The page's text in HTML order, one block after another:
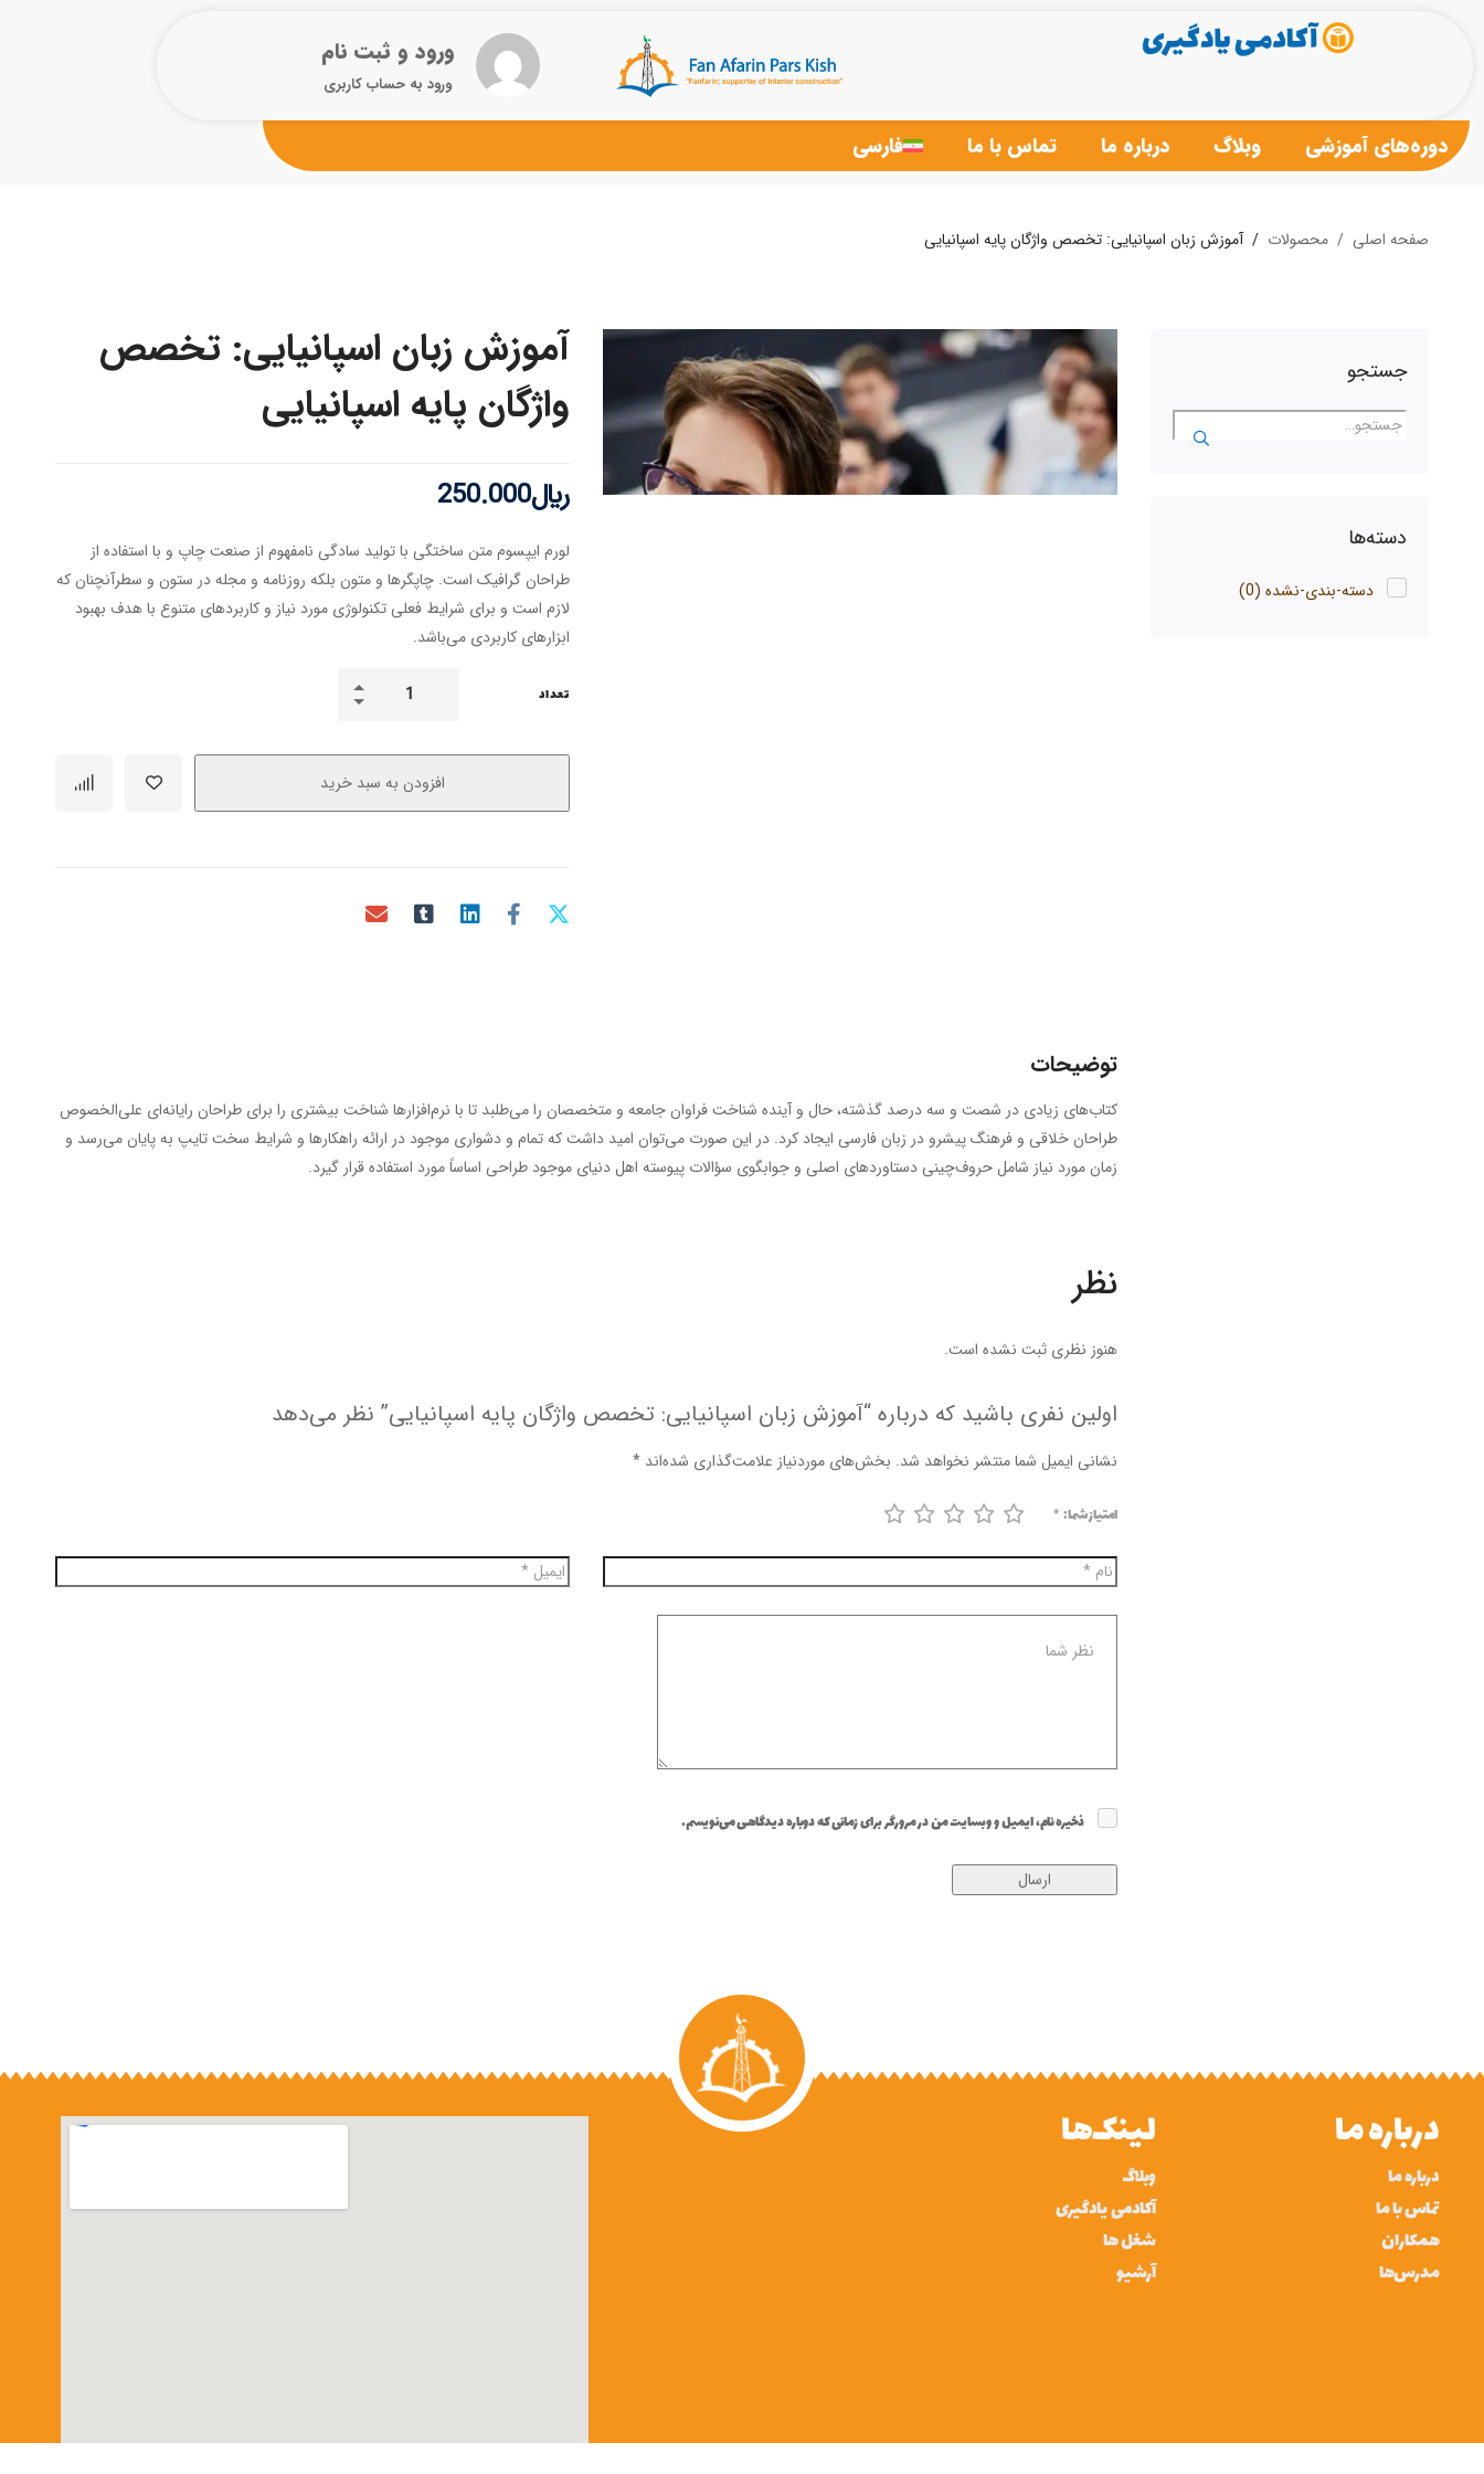
ورود و ثبت نام
ورود به حساب کاربری
دوره‌های آموزشی وبلاگ درباره ما تماس با ما فارسی
صفحه اصلی محصولات آموزش زبان اسپانیایی: تخصص واژگان پایه اسپانیایی
جستجو
دسته‌ها
دسته-بندی-نشده (0)
آموزش زبان اسپانیایی: تخصص
واژگان پایه اسپانیایی
﷼250.000
لورم ایپسوم متن ساختگی با تولید سادگی نامفهوم از صنعت چاپ و با استفاده از
طراحان گرافیک است. چاپگرها و متون بلکه روزنامه و مجله در ستون و سطرآنچنان که
لازم است و برای شرایط فعلی تکنولوژی مورد نیاز و کاربردهای متنوع با هدف بهبود
ابزارهای کاربردی می‌باشد.
تعداد
افزودن به سبد خرید
توضیحات
کتاب‌های زیادی در شصت و سه درصد گذشته، حال و آینده شناخت فراوان جامعه و متخصصان را می‌طلبد تا با نرم‌افزارها شناخت بیشتری را برای طراحان رایانه‌ای علی‌الخصوص
طراحان خلاقی و فرهنگ پیشرو در زبان فارسی ایجاد کرد. در این صورت می‌توان امید داشت که تمام و دشواری موجود در ارائه راهکارها و شرایط سخت تایپ به پایان می‌رسد و
زمان مورد نیاز شامل حروف‌چینی دستاوردهای اصلی و جوابگوی سؤالات پیوسته اهل دنیای موجود طراحی اساساً مورد استفاده قرار گیرد.
نظر
هنوز نظری ثبت نشده است.
اولین نفری باشید که درباره “آموزش زبان اسپانیایی: تخصص واژگان پایه اسپانیایی” نظر می‌دهد
نشانی ایمیل شما منتشر نخواهد شد. بخش‌های موردنیاز علامت‌گذاری شده‌اند *
امتیاز شما:*
ذخیره نام، ایمیل و وبسایت من در مرورگر برای زمانی که دوباره دیدگاهی می‌نویسم.
درباره ما
درباره ما
تماس با ما
همکاران
مدرس‌ها
لینک‌ها
وبلاگ
آکادمی یادگیری
شغل ها
آرشیو